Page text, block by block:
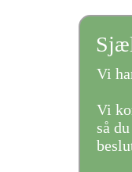
Vi
Vi
så